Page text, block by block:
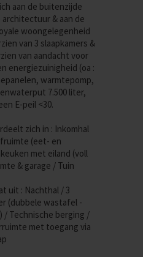
aan de buitenzijde
& aan de
woongelegenheid
van 3 slaapkamers &
van aandacht voor
energiezuinigheid (oa :
warmtepomp,
7.500 liter,
E-peil <30.
zich in : Inkomhal
(eet- en
met eiland (voll
& garage / Tuin
uit : Nachthal / 3
(dubbele wastafel -
/ Technische berging /
met toegang via